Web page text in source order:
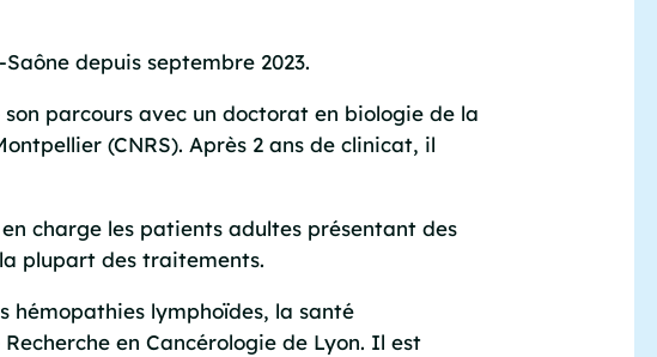
depuis septembre 2023.
parcours avec un doctorat en biologie de la
(CNRS). Après 2 ans de clinicat, il
charge les patients adultes présentant des
plupart des traitements.
hémopathies lymphoïdes, la santé
en Cancérologie de Lyon. Il est